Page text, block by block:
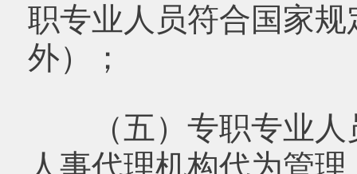
职专业人员符合国家
外）；
（五）专职专业人
人事代理机构代为管理